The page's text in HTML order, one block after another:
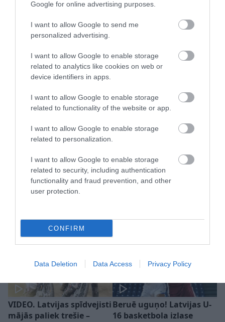
Google for online advertising purposes.
I want to allow Google to send me
personalized advertising.
I want to allow Google to enable storage
related to analytics like cookies on web or
device identifiers in apps.
I want to allow Google to enable storage
related to functionality of the website or app.
I want to allow Google to enable storage
related to personalization.
I want to allow Google to enable storage
related to security, including authentication
functionality and fraud prevention, and other
user protection.
CONFIRM
Data Deletion Data Access Privacy Policy
“Pretī nav ne Mančestras “City”,
ne “Barcelona”!” Raivis Jurkovskis
izredzēm Eiropas kausos
VIDEO. Latvijas spīdvejisti
mājās paliek trešie –
Beruē uguņo! Latvijas U-
16 basketbola izlase